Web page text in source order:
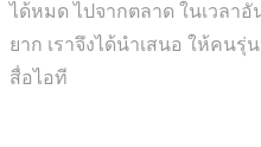
ได้หมด ไปจากตลาด ในเวลา
ยาก เราจึงได้นำเสนอ ให้คน
สื่อไอที